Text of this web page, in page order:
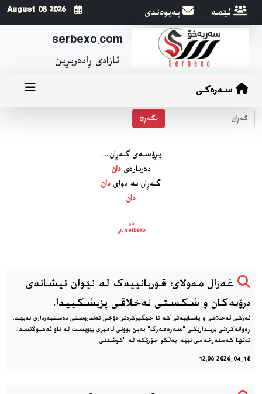
serbexo.com
ئازادی ڕاده‌ربڕین
ئێمه په‌یوه‌ندی 2026 August 08
سەرەکی
بگه‌ڕێ
پڕۆسه‌ی گه‌ڕان.....
ده‌رباره‌ی دان
گه‌ڕان به دوای دان
دان
دان
serbexo دان
غەزال مەولای؛ قوربانییەک لە نێوان نیشانەی
درۆنەکان و شکستی ئەخلاقی پزیشکییدا.
ئەرکی ئەخلاقی و یاساییەتی کە تا جێگیرکردنی دۆخی تەندروستی دەستبەرداری نەبێت.
ڕەوانەکردنی بریندارێکی "سەرەمەرگ" بەبێ بوونی ئامێری پێویست لە ناو ئەمبوڵانسدا،
تەنها کەمتەرخەمی نییە، بەڵکو جۆرێکە لە "کوشتنی
2026-04-18 12:06